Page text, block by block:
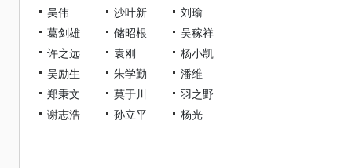
吴伟
沙叶新
刘瑜
葛剑雄
储昭根
吴稼祥
许之远
袁刚
杨小凯
吴励生
朱学勤
潘维
郑秉文
莫于川
羽之野
谢志浩
孙立平 杨光